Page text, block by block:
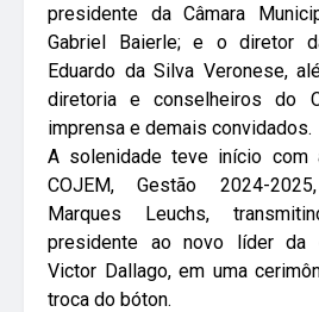
presidente da Câmara
Gabriel Baierle; e o diretor
Eduardo da Silva Veronese,
diretoria e conselheiros do
imprensa e demais convidados.
A solenidade teve início com
COJEM, Gestão 2024-
Marques Leuchs,
presidente ao novo líder da
Victor Dallago, em uma
troca do bóton.